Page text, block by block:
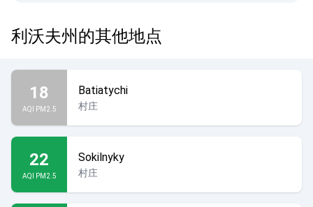
利沃夫州的其他地点
18
AQI PM2.5
Batiatychi
村庄
22
AQI PM2.5
Sokilnyky
村庄